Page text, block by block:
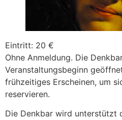
Eintritt: 20 €
Ohne Anmeldung. Die
Veranstaltungsbeginn
frühzeitiges Erscheinen, um
reservieren.
Die Denkbar wird unterstützt